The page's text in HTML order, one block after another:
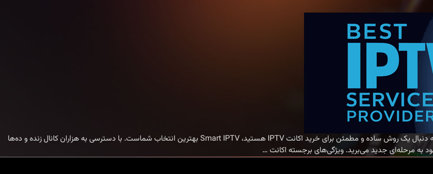
خرید اکانت IPTV با Smart IPTV | تجربه تماشای بدون محدودیت اگر به دنبال یک روش ساده و مطمئن برای خرید اکانت IPTV هستید، Smart IPTV بهترین انتخاب شماست. با دسترسی به هزاران کانال زنده و ده‌ها
…
اکانت